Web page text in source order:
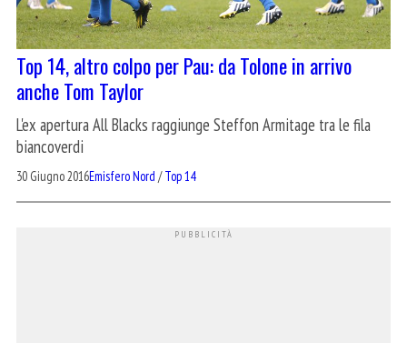
Top 14, altro colpo per Pau: da Tolone in arrivo
anche Tom Taylor
L'ex apertura All Blacks raggiunge Steffon Armitage tra le fila
biancoverdi
30 Giugno 2016Emisfero Nord /Top 14